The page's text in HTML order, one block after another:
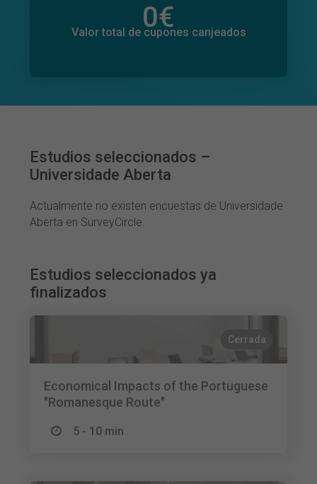
0€
Valor total de cupones canjeados
0€
Valor total de donaciones
Estudios seleccionados –
Universidade Aberta
Actualmente no existen encuestas de Universidade
Aberta en SurveyCircle.
Estudios seleccionados ya
finalizados
Cerrada
Economical Impacts of the Portuguese
"Romanesque Route"
5 - 10 min